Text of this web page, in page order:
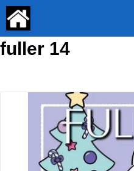
Saltar
contenido
fuller 14